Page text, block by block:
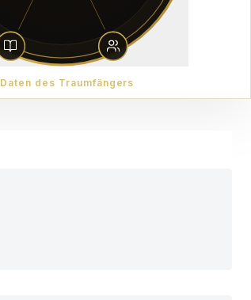
Daten des Traumfängers